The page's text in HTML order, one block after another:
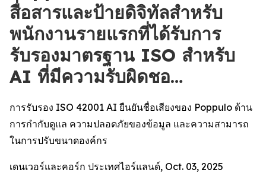
สื่อสารและป้ายดิจิทัลสำหรับ
พนักงานรายแรกที่ได้รับการ
รับรองมาตรฐาน ISO สำหรับ
AI ที่มีความรับผิดชอ…
การรับรอง ISO 42001 AI ยืนยันชื่อเสียงของ Poppulo ด้าน
การกำกับดูแล ความปลอดภัยของข้อมูล และความสามารถ
ในการปรับขนาดองค์กร
เดนเวอร์และคอร์ก ประเทศไอร์แลนด์, Oct. 03, 2025